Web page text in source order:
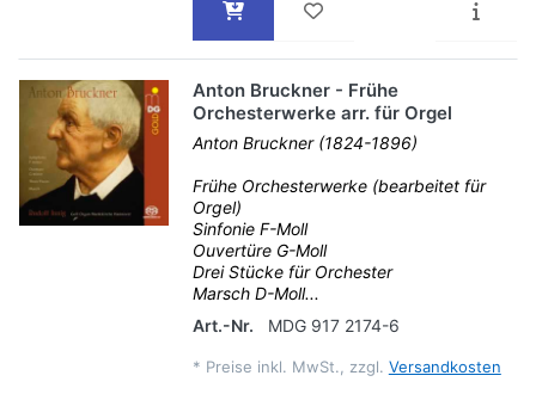
Anton Bruckner - Frühe
Orchesterwerke arr. für Orgel
Anton Bruckner (1824-1896)
Frühe Orchesterwerke (bearbeitet für
Orgel)
Sinfonie F-Moll
Ouvertüre G-Moll
Drei Stücke für Orchester
Marsch D-Moll...
Art.-Nr.
MDG 917 2174-6
* Preise inkl. MwSt., zzgl. Versandkosten